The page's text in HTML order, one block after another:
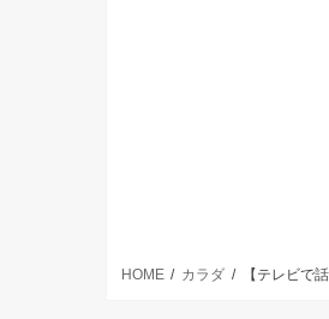
HOME カラダ 【テレビで